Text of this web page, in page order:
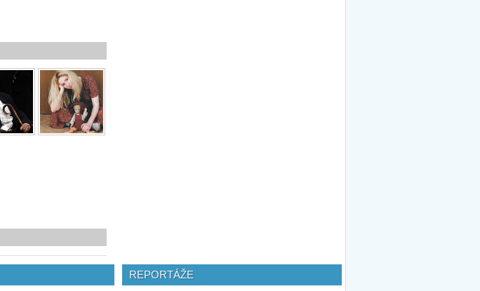
REPORTÁŽE